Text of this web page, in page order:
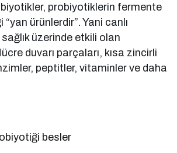
probiyotiklerin fermente
ürünlerdir”. Yani canlı
üzerinde etkili olan
duvarı parçaları, kısa zincirli
peptitler, vitaminler ve daha
besler